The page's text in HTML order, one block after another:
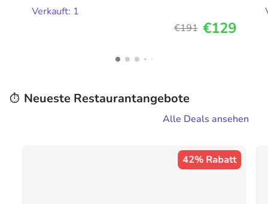
Verkauft: 1
€191 €129
⏱️ Neueste Restaurantangebote
Alle Deals ansehen
42% Rabatt